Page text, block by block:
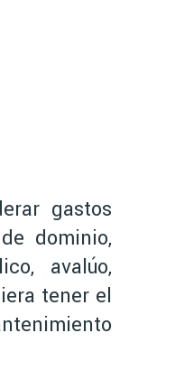
gastos
dominio,
avalúo,
tener el